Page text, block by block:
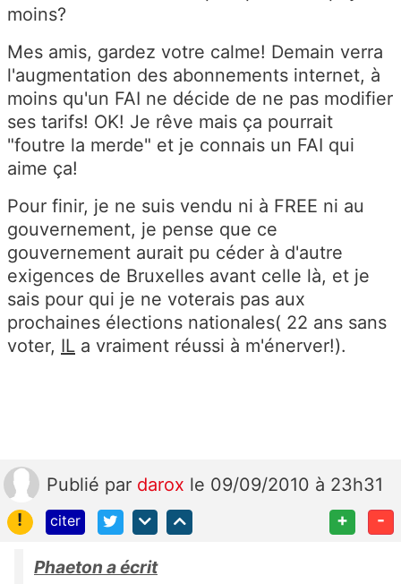
moins?
Mes amis, gardez votre calme! Demain verra
l'augmentation des abonnements internet, à
moins qu'un FAI ne décide de ne pas modifier
ses tarifs! OK! Je rêve mais ça pourrait
"foutre la merde" et je connais un FAI qui
aime ça!
Pour finir, je ne suis vendu ni à FREE ni au
gouvernement, je pense que ce
gouvernement aurait pu céder à d'autre
exigences de Bruxelles avant celle là, et je
sais pour qui je ne voterais pas aux
prochaines élections nationales( 22 ans sans
voter, IL a vraiment réussi à m'énerver!).
Publié par darox le 09/09/2010 à 23h31
!
citer + -
Phaeton a écrit